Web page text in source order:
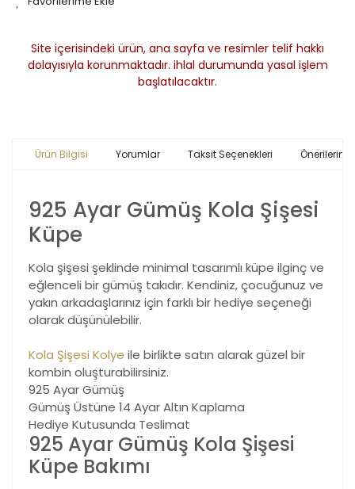
Site içerisindeki ürün, ana sayfa ve resimler telif hakkı
dolayısıyla korunmaktadır. ihlal durumunda yasal işlem
başlatılacaktır.
Ürün Bilgisi Yorumlar Taksit Seçenekleri Önerileriniz
925 Ayar Gümüş Kola Şişesi
Küpe
Kola şişesi şeklinde minimal tasarımlı küpe ilginç ve
eğlenceli bir gümüş takıdır. Kendiniz, çocuğunuz ve
yakın arkadaşlarınız için farklı bir hediye seçeneği
olarak düşünülebilir.
Kola Şişesi Kolye ile birlikte satın alarak güzel bir
kombin oluşturabilirsiniz.
925 Ayar Gümüş
Gümüş Üstüne 14 Ayar Altın Kaplama
Hediye Kutusunda Teslimat
925 Ayar Gümüş Kola Şişesi
Küpe Bakımı